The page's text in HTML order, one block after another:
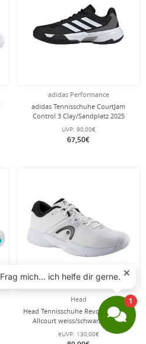
adidas Performance
adidas Tennisschuhe CourtJam
Control 3 Clay/Sandplatz 2025
UVP: 90,00€
67,50€
Head
Head Tennisschuhe Revolt Court 2.0
Allcourt weiss/schwarz Herren
eUVP: 130,00€